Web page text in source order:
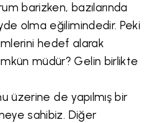
barizken, bazılarında
olma eğilimindedir. Peki
hedef alarak
müdür? Gelin birlikte
üzerine de yapılmış bir
sahibiz. Diğer